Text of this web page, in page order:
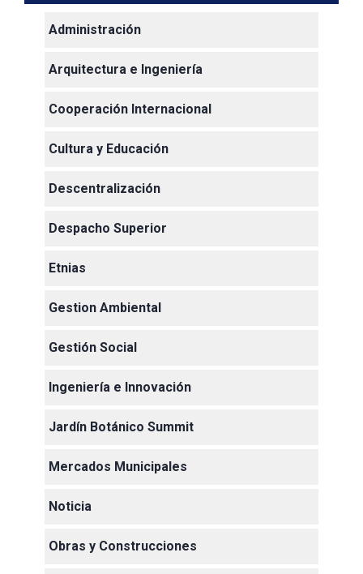
Administración
Arquitectura e Ingeniería
Cooperación Internacional
Cultura y Educación
Descentralización
Despacho Superior
Etnias
Gestion Ambiental
Gestión Social
Ingeniería e Innovación
Jardín Botánico Summit
Mercados Municipales
Noticia
Obras y Construcciones